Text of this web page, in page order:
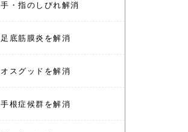
手・指のしびれ解消
足底筋膜炎を解消
オスグッドを解消
手根症候群を解消